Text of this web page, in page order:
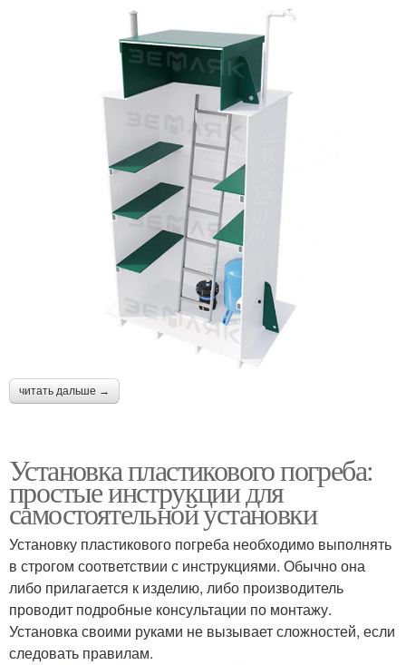
читать дальше →
Установка пластикового погреба:
простые инструкции для
самостоятельной установки
Установку пластикового погреба необходимо выполнять
в строгом соответствии с инструкциями. Обычно она
либо прилагается к изделию, либо производитель
проводит подробные консультации по монтажу.
Установка своими руками не вызывает сложностей, если
следовать правилам.